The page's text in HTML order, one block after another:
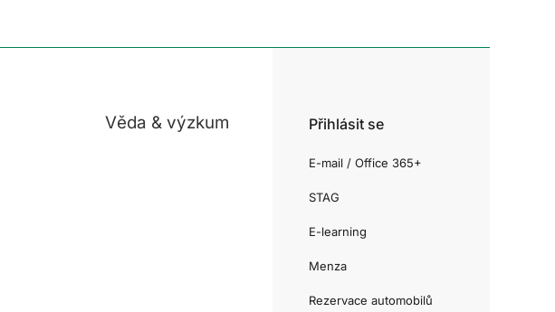
Věda & výzkum Přihlásit se
E-mail / Office 365+
STAG
E-learning
Menza
Rezervace automobilů